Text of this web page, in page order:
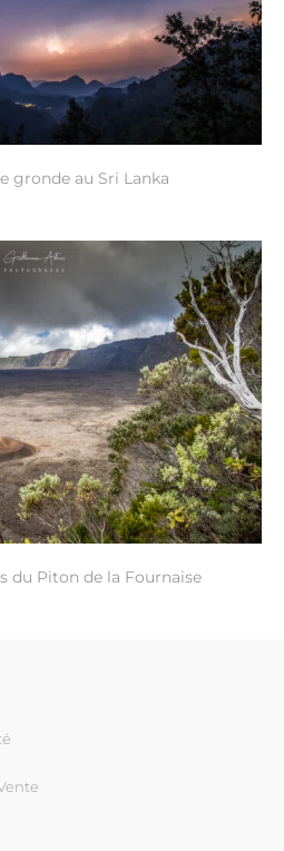
gronde au Sri Lanka
du Piton de la Fournaise